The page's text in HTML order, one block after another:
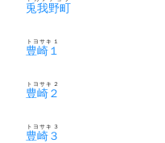
兎我野町
豊崎１
トヨサキ１
豊崎２
トヨサキ２
豊崎３
トヨサキ３